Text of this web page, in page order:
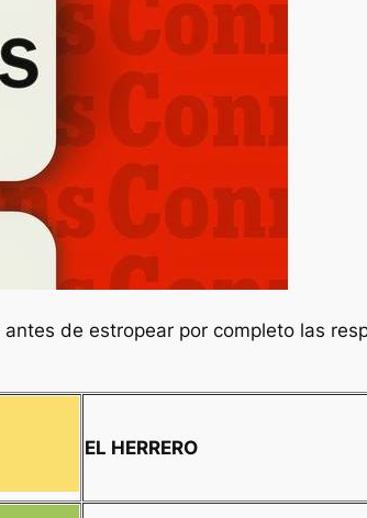
antes de estropear por completo las
EL HERRERO